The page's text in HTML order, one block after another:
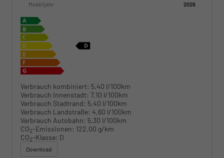
Modelljahr
2026
Verbrauch kombiniert: 5,40 l/100km
Verbrauch Innenstadt: 7,10 l/100km
Verbrauch Stadtrand: 5,40 l/100km
Verbrauch Landstraße: 4,60 l/100km
Verbrauch Autobahn: 5,30 l/100km
CO2-Emissionen: 122,00 g/km
CO2-Klasse: D
Download